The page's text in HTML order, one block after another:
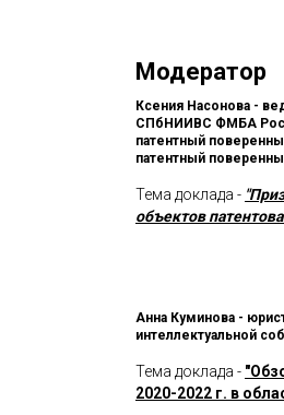
Модератор
Ксения Насонова -
СПбНИИВС ФМБА
патентный
патентный
Тема доклада -
объектов
Анна Куминова -
интеллектуальной
Тема доклада -
2020-2022 г. в